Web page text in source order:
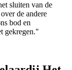
sluiten van de
de andere
bod en
gekregen."